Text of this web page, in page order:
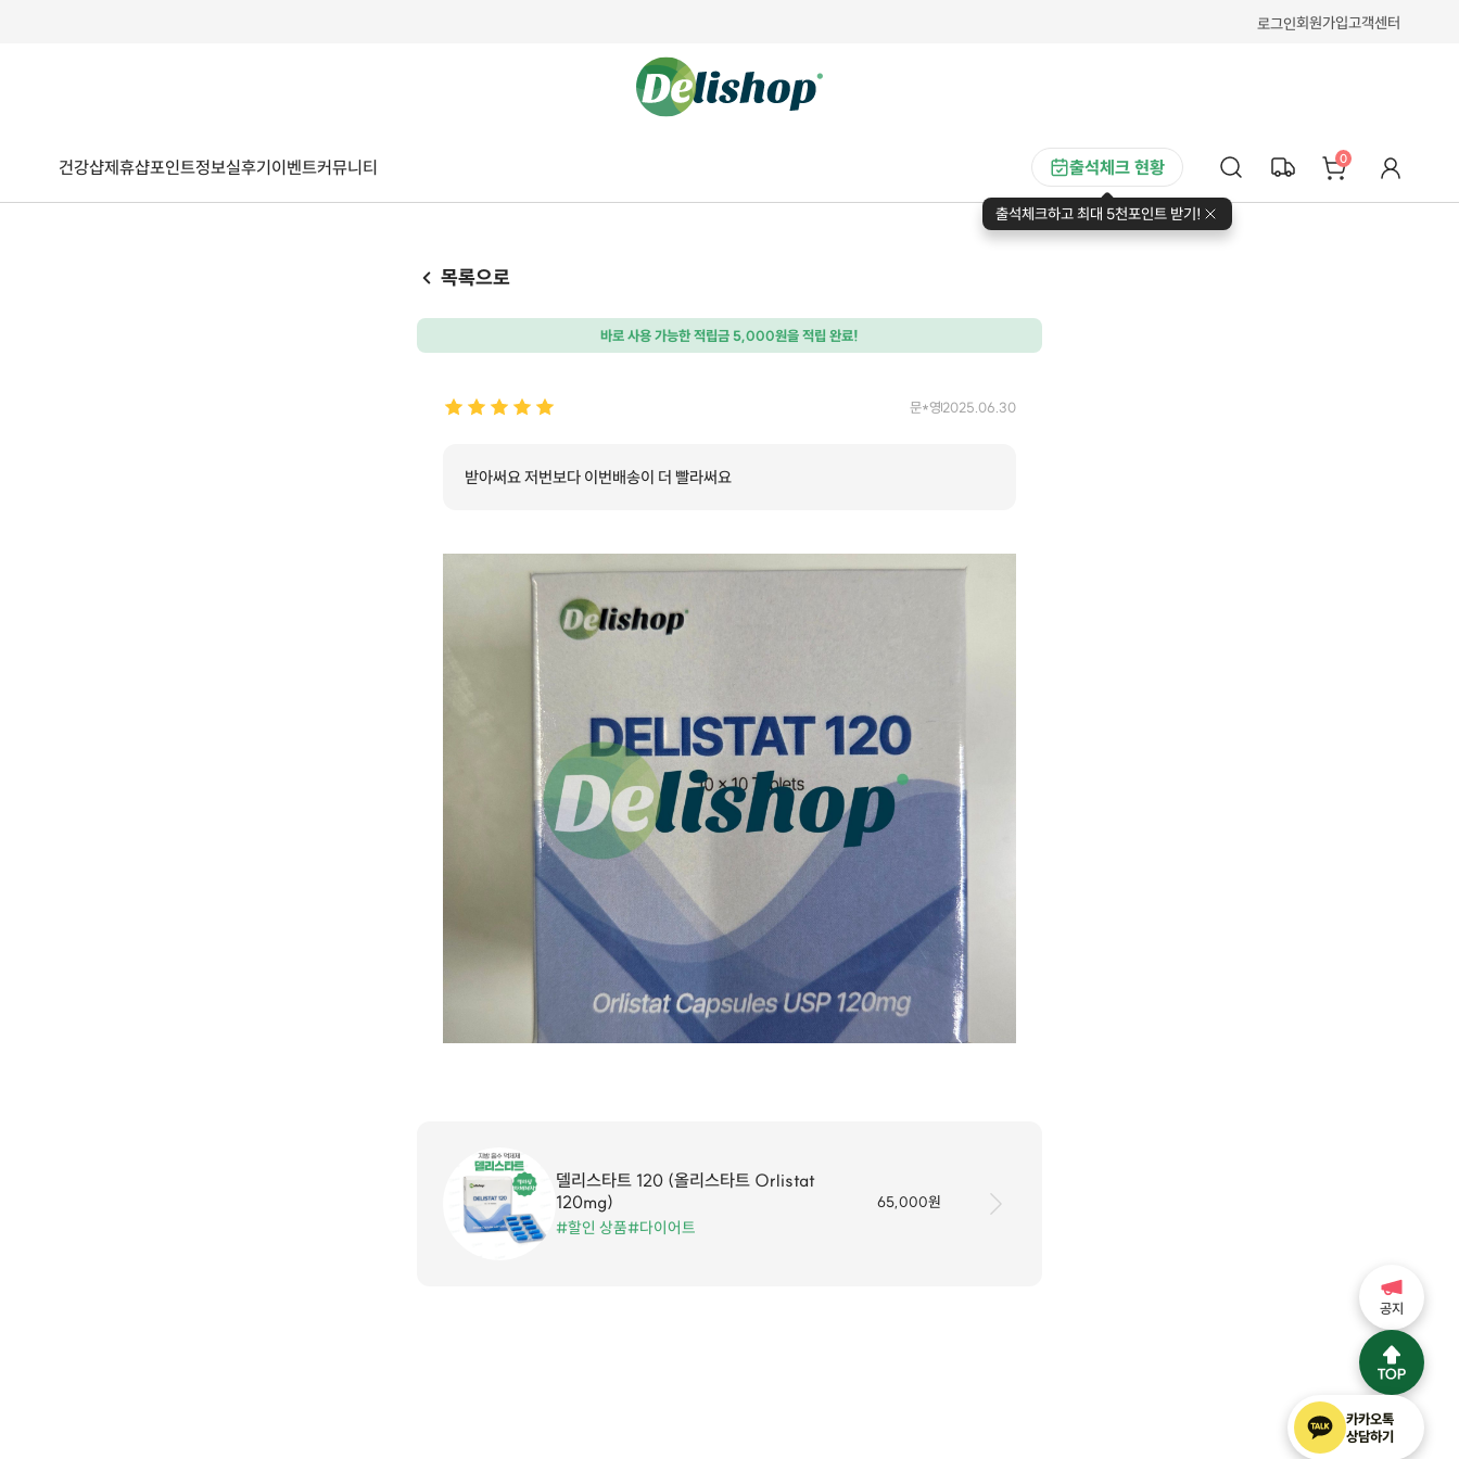
로그인회원가입고객센터
출석체크 현황
출석체크하고 최대 5천포인트 받기!
0
건강샵제휴샵포인트정보실후기이벤트커뮤니티
목록으로
바로 사용 가능한 적립금 5,000원을 적립 완료!
문*영2025.06.30
받아써요 저번보다 이번배송이 더 빨라써요
델리스타트 120 (올리스타트 Orlistat
120mg)
#할인 상품#다이어트
65,000원
공지
카카오톡
상담하기